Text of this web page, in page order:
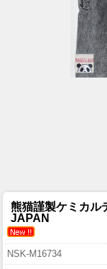
熊猫謹製ケミカ
JAPAN
NSK-M16734